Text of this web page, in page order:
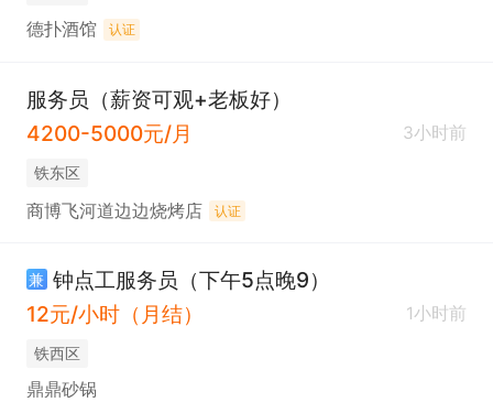
德扑酒馆 认证
服务员（薪资可观+老板好）
4200-5000元/月
3小时前
铁东区
商博飞河道边边烧烤店 认证
兼 钟点工服务员（下午5点晚9）
12元/小时（月结）
1小时前
铁西区
鼎鼎砂锅